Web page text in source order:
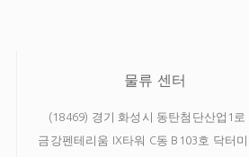
물류 센터
(18469) 경기 화성시 동탄첨단산업1로
금강펜테리움 IX타워 C동 B103호 닥터